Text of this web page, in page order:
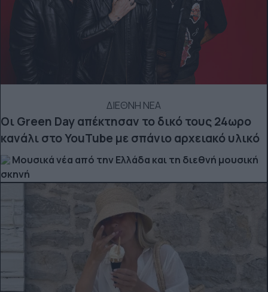
ΔΙΕΘΝΗ ΝΕΑ
Οι Green Day απέκτησαν το δικό τους 24ωρο
κανάλι στο YouTube με σπάνιο αρχειακό υλικό
Μουσικά νέα από την Ελλάδα και τη διεθνή μουσική
σκηνή